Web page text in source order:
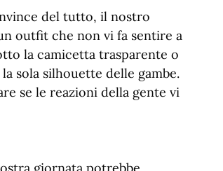
del tutto, il nostro
outfit che non vi fa sentire a
la camicetta trasparente o
sola silhouette delle gambe.
se le reazioni della gente vi
giornata potrebbe